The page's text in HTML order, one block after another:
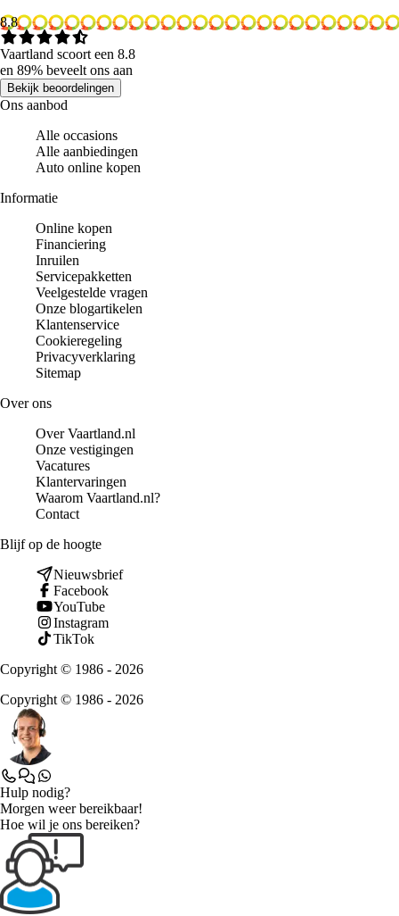
8.8
Vaartland scoort een 8.8
en 89% beveelt ons aan
Bekijk beoordelingen
Ons aanbod
Alle occasions
Alle aanbiedingen
Auto online kopen
Informatie
Online kopen
Financiering
Inruilen
Servicepakketten
Veelgestelde vragen
Onze blogartikelen
Klantenservice
Cookieregeling
Privacyverklaring
Sitemap
Over ons
Over Vaartland.nl
Onze vestigingen
Vacatures
Klantervaringen
Waarom Vaartland.nl?
Contact
Blijf op de hoogte
Nieuwsbrief
Facebook
YouTube
Instagram
TikTok
Copyright © 1986 - 2026
Copyright © 1986 - 2026
Hulp nodig?
Morgen weer bereikbaar!
Hoe wil je ons bereiken?